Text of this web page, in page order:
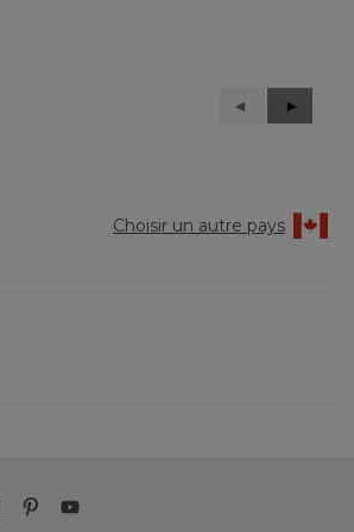
Précédent
Reviews
◄
Suivant
Reviews
►
Choisir un autre pays